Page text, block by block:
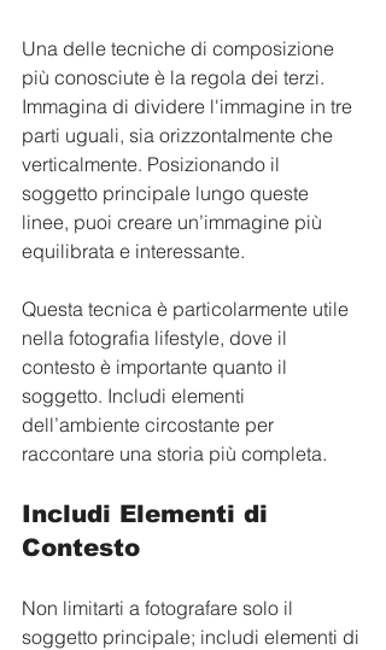
Una delle tecniche di composizione
più conosciute è la regola dei terzi.
Immagina di dividere l'immagine in tre
parti uguali, sia orizzontalmente che
verticalmente. Posizionando il
soggetto principale lungo queste
linee, puoi creare un’immagine più
equilibrata e interessante.
Questa tecnica è particolarmente utile
nella fotografia lifestyle, dove il
contesto è importante quanto il
soggetto. Includi elementi
dell’ambiente circostante per
raccontare una storia più completa.
Includi Elementi di
Contesto
Non limitarti a fotografare solo il
soggetto principale; includi elementi di